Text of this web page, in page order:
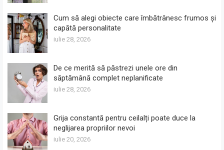
Cum să alegi obiecte care îmbătrânesc frumos și
capătă personalitate
iulie 28, 2026
De ce merită să păstrezi unele ore din
săptămână complet neplanificate
iulie 28, 2026
Grija constantă pentru ceilalți poate duce la
neglijarea propriilor nevoi
iulie 20, 2026